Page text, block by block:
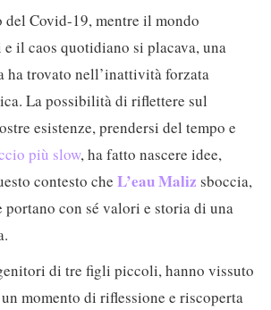
Covid-19, mentre il mondo
e il caos quotidiano si placava, una
ha trovato nell’inattività forzata
La possibilità di riflettere sul
esistenze, prendersi del tempo e
più slow, ha fatto nascere idee,
contesto che L’eau Maliz sboccia,
con sé valori e storia di una
di tre figli piccoli, hanno vissuto
momento di riflessione e riscoperta